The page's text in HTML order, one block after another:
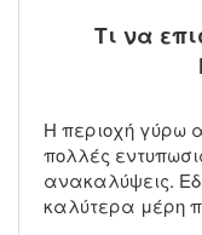
Τι να
Η περιοχή γύρω
πολλές
ανακαλύψεις.
καλύτερα μέρη